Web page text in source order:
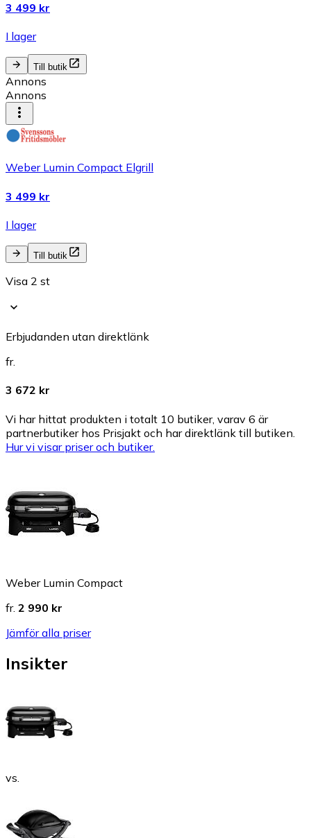
3 499 kr
I lager
Till butik
Annons
Annons
Weber Lumin Compact Elgrill
3 499 kr
I lager
Till butik
Visa 2 st
Erbjudanden utan direktlänk
fr.
3 672 kr
Vi har hittat produkten i totalt 10 butiker, varav 6 är
partnerbutiker hos Prisjakt och har direktlänk till butiken.
Hur vi visar priser och butiker.
Weber Lumin Compact
fr. 2 990 kr
Jämför alla priser
Insikter
vs.